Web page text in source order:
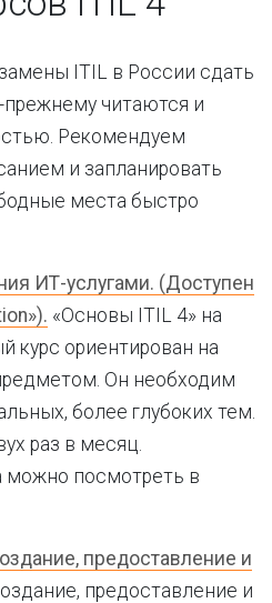
ITIL в России сдать
прежнему читаются и
Рекомендуем
и запланировать
места быстро
ИТ-услугами. (Доступен
«Основы ITIL 4» на
курс ориентирован на
Он необходим
более глубоких тем.
раз в месяц.
можно посмотреть в
предоставление и
предоставление и